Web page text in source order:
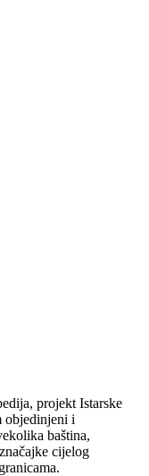
projekt Istarske
objedinjeni i
baština,
cijelog